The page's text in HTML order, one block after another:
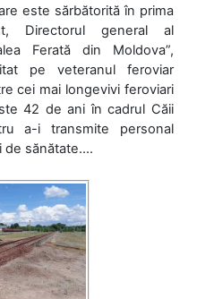
este sărbătorită în prima
Directorul general al
Ferată din Moldova”,
pe veteranul feroviar
cei mai longevivi feroviari
42 de ani în cadrul Căii
a-i transmite personal
de sănătate....